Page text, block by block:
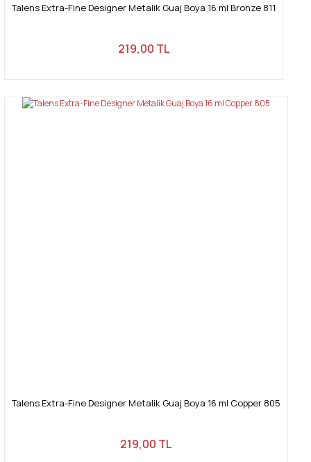
Talens Extra-Fine Designer Metalik Guaj Boya 16 ml Bronze 811
219,00 TL
Talens Extra-Fine Designer Metalik Guaj Boya 16 ml Copper 805
219,00 TL